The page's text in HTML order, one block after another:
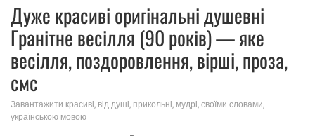
Дуже красиві оригінальні душевні
Гранітне весілля (90 років) — яке
весілля, поздоровлення, вірші, проза,
смс
Завантажити красиві, від душі, прикольні, мудрі, своїми словами,
українською мовою